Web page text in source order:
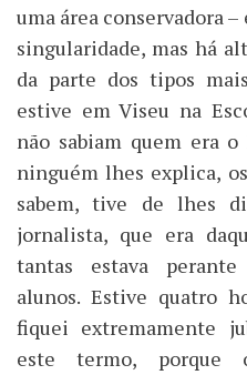
uma área conservadora
singularidade, mas há
da parte dos tipos
estive em Viseu na
não sabiam quem era
ninguém lhes explica,
sabem, tive de lhes
jornalista, que era
tantas estava
alunos. Estive quatro
fiquei extremamente
este termo, porque